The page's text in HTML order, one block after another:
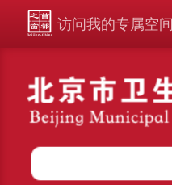
访问我的专属空间